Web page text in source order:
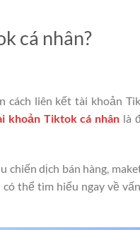
cá nhân?
cách liên kết tài khoản
khoản Tiktok cá nhân là
chiến dịch bán hàng,
thể tìm hiểu ngay về